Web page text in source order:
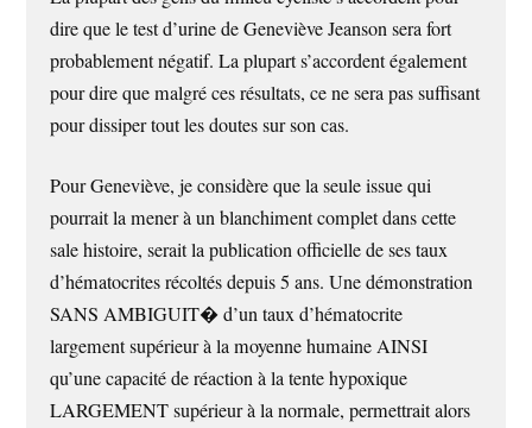
dire que le test d’urine de Geneviève Jeanson sera fort
probablement négatif. La plupart s’accordent également
pour dire que malgré ces résultats, ce ne sera pas suffisant
pour dissiper tout les doutes sur son cas.
Pour Geneviève, je considère que la seule issue qui
pourrait la mener à un blanchiment complet dans cette
sale histoire, serait la publication officielle de ses taux
d’hématocrites récoltés depuis 5 ans. Une démonstration
SANS AMBIGUIT� d’un taux d’hématocrite
largement supérieur à la moyenne humaine AINSI
qu’une capacité de réaction à la tente hypoxique
LARGEMENT supérieur à la normale, permettrait alors